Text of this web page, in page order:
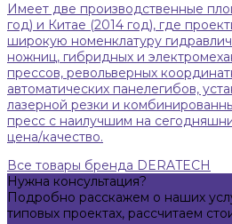
Имеет две производственные
год) и Китае (2014 год), где
широкую номенклатуру
ножниц, гибридных и
прессов, револьверных
автоматических панелегибов,
лазерной резки и
пресс с наилучшим на
цена/качество.
Все товары бренда DERATECH
Нужна консультация?
Подробно расскажем о наших
типовых проектах, рассчитаем